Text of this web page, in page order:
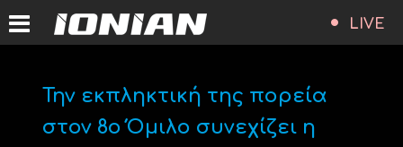
LIVE
Την εκπληκτική της πορεία
στον 8ο Όμιλο συνεχίζει η